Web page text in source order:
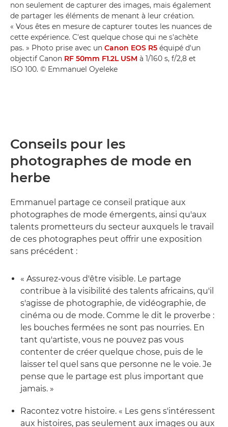
non seulement de capturer des images, mais également
de partager les éléments de menant à leur création.
« Vous êtes en mesure de capturer toutes les nuances de
cette expérience. C'est quelque chose qui ne s'achète
pas. » Photo prise avec un Canon EOS R5 équipé d'un
objectif Canon RF 50mm F1.2L USM à 1/160 s, f/2,8 et
ISO 100. © Emmanuel Oyeleke
Conseils pour les
photographes de mode en
herbe
Emmanuel partage ce conseil pratique aux
photographes de mode émergents, ainsi qu'aux
talents prometteurs du secteur auxquels le travail
de ces photographes peut offrir une exposition
sans précédent :
« Assurez-vous d'être visible. Le partage
contribue à la visibilité des talents africains, qu'il
s'agisse de photographie, de vidéographie, de
cinéma ou de mode. Comme le dit le proverbe :
les bouches fermées ne sont pas nourries. En
tant qu'artiste, vous ne pouvez pas vous
contenter de créer quelque chose, puis de le
laisser tel quel sans que personne ne le voie. Je
pense que le partage est plus important que
jamais. »
Racontez votre histoire. « Les gens s'intéressent
aux histoires, pas seulement aux images ou aux